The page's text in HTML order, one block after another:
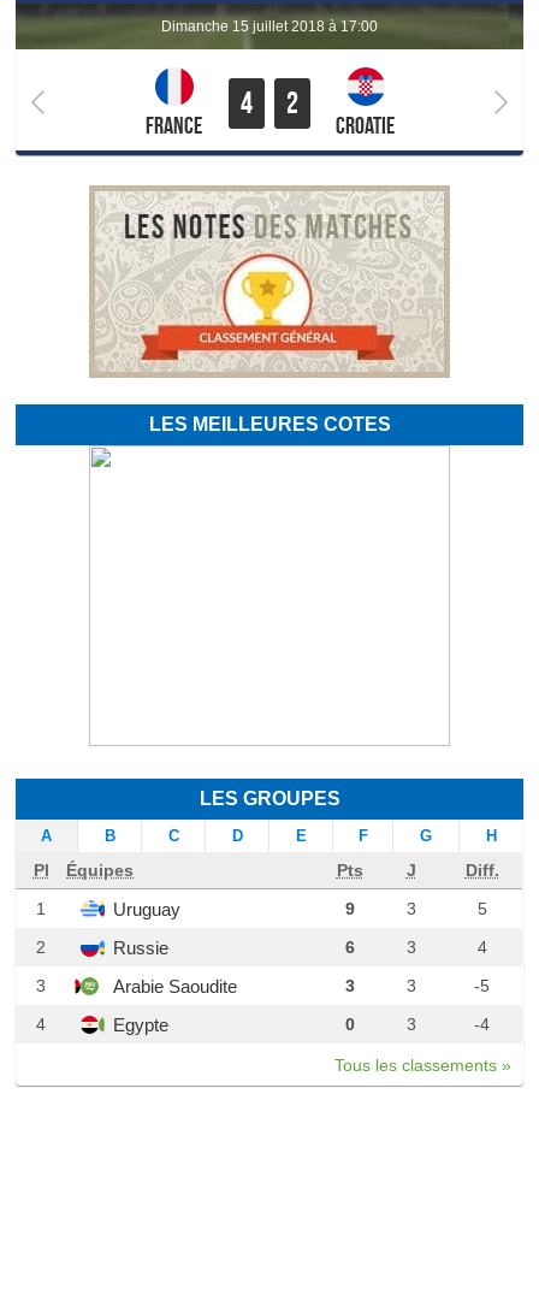
dimanche 15 juillet 2018 à 17:00
France
4 2
Croatie
LES MEILLEURES COTES
LES GROUPES
A B C D E F G H
Pl Équipes Pts J
Diff.
1
Uruguay 9 3
5
2
Russie 6 3
4
3
Arabie Saoudite 3 3
-5
4
Egypte 0 3 -4
Tous les classements »